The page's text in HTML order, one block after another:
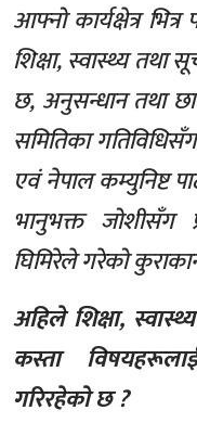
आफ्नो कार्यक्षेत्र
शिक्षा, स्वास्थ्य तथा
छ, अनुसन्धान तथा
समितिका
एवं नेपाल कम्युनिष्ट
भानुभक्त जोशीसँग
घिमिरेले गरेको
अहिले शिक्षा,
कस्ता
गरिरहेको छ ?